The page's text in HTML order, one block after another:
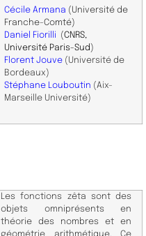
Cécile Armana (Université de
Franche-Comté)
Daniel Fiorilli
(CNRS,
Université Paris-Sud)
Florent Jouve (Université de
Bordeaux)
Stéphane Louboutin (Aix-
Marseille Université)
Les fonctions zêta sont des
objets omniprésents en
théorie des nombres et en
géométrie arithmétique. Ce